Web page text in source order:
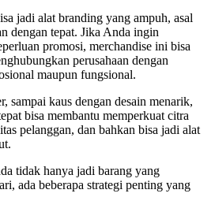
jadi alat branding yang ampuh, asal
dengan tepat. Jika Anda ingin
promosi, merchandise ini bisa
perusahaan dengan
maupun fungsional.
sampai kaus dengan desain menarik,
bisa membantu memperkuat citra
pelanggan, dan bahkan bisa jadi alat
tidak hanya jadi barang yang
ada beberapa strategi penting yang